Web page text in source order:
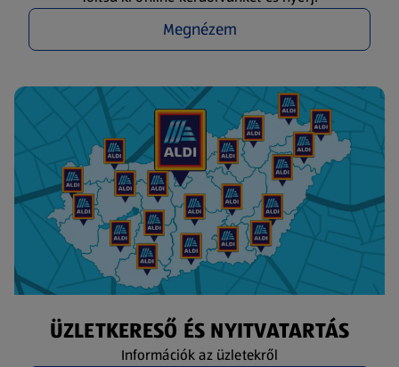
Megnézem
ÜZLETKERESŐ ÉS NYITVATARTÁS
Információk az üzletekről